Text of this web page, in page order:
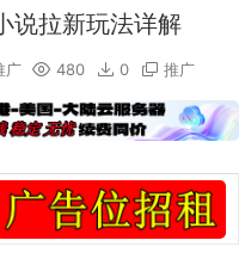
说拉新玩法详解
广 480 0 推广